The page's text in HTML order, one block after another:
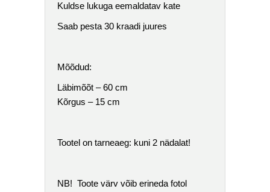
Kuldse lukuga eemaldatav kate
Saab pesta 30 kraadi juures
Mõõdud:
Läbimõõt – 60 cm
Kõrgus – 15 cm
Tootel on tarneaeg: kuni 2 nädalat!
NB! Toote värv võib erineda fotol